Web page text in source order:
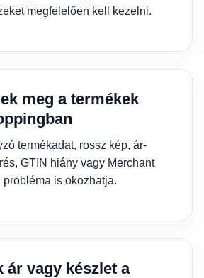
megfelelően kell kezelni.
meg a termékek
termékadat, rossz kép, ár-
GTIN hiány vagy Merchant
is okozhatja.
ár vagy készlet a